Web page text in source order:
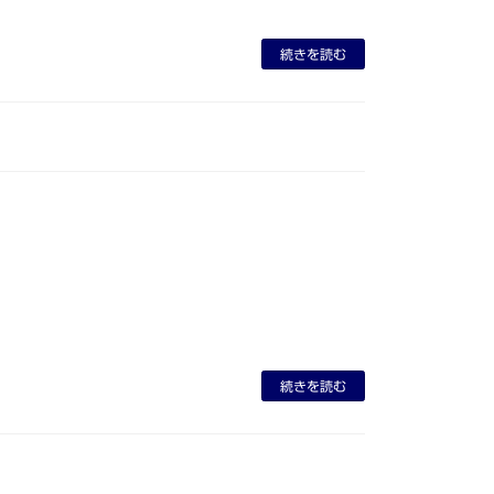
続きを読む
続きを読む